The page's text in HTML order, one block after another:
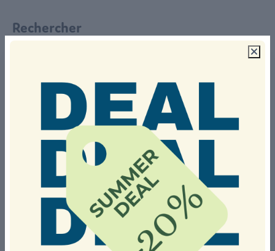
Rechercher
Sélectionner une date d'arrivée
Arrivée
Réservez pour une période spécifique
Les vacances d'été Vacances de la Toussaint